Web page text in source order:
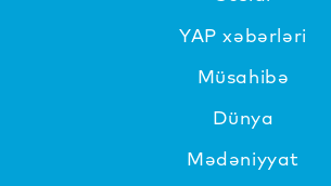
YAP xəbərləri
Müsahibə
Dünya
Mədəniyyat